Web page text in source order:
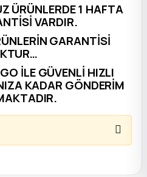
ÜRÜNLERDE 1 HAFTA
VARDIR.
GARANTİSİ
İLE GÜVENLİ HIZLI
KADAR GÖNDERİM